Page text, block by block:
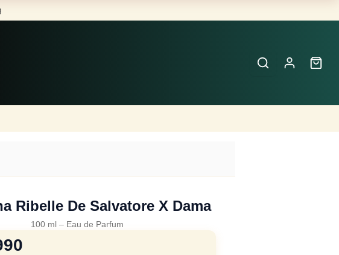
Ribelle De Salvatore X Dama
100 ml – Eau de Parfum